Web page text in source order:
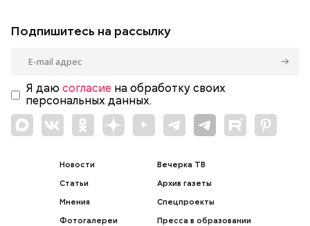
Подпишитесь на рассылку
Я даю согласие на обработку своих
персональных данных.
Новости
Статьи
Мнения
Фотогалереи
Вечерка ТВ
Архив газеты
Спецпроекты
Пресса в образовании